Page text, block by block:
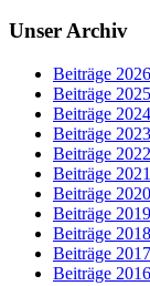
Unser Archiv
Beiträge 2026
Beiträge 2025
Beiträge 2024
Beiträge 2023
Beiträge 2022
Beiträge 2021
Beiträge 2020
Beiträge 2019
Beiträge 2018
Beiträge 2017
Beiträge 2016